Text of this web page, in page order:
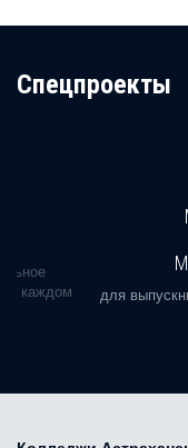
Cпецпроекты
в каждом
для